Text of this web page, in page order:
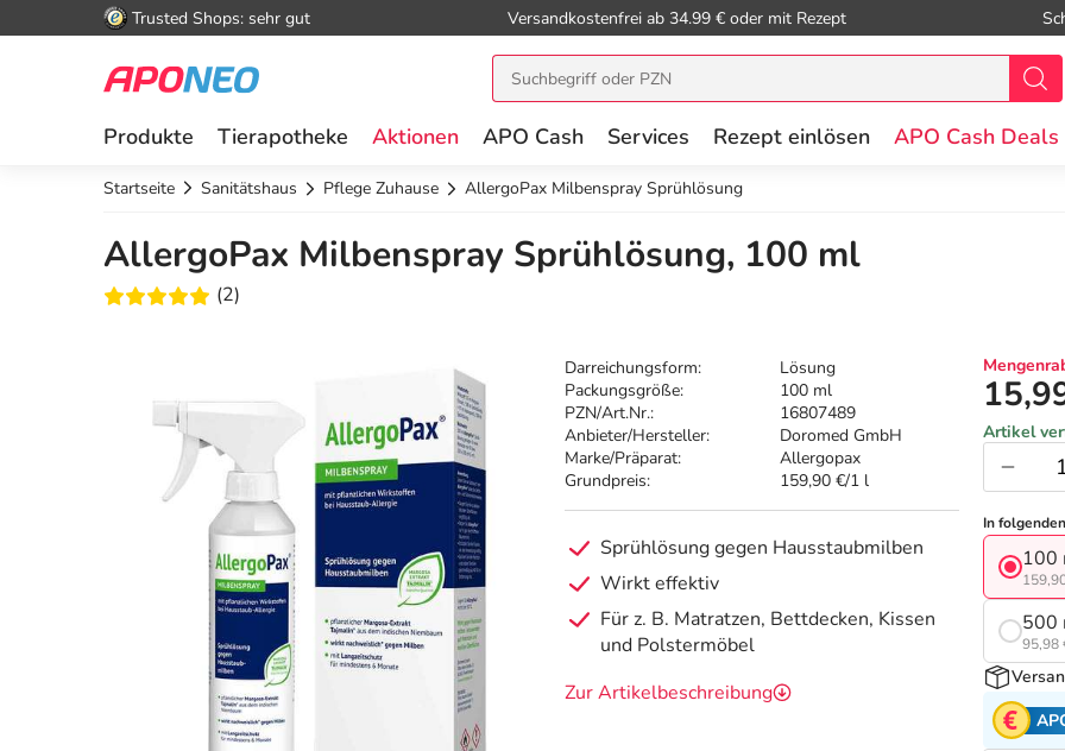
Trusted Shops: sehr gut Versandkostenfrei ab 34.99 € oder mit Rezept
Produkte Tierapotheke Aktionen APO Cash Services Rezept einlösen APO Cash Deals
Startseite Sanitätshaus Pflege Zuhause AllergoPax Milbenspray Sprühlösung
AllergoPax Milbenspray Sprühlösung, 100 ml
(2)
Darreichungsform:
Lösung
Packungsgröße:
100 ml
PZN/Art.Nr.:
16807489
Anbieter/Hersteller:
Doromed GmbH
Marke/Präparat:
Allergopax
Grundpreis:
159,90 €/1 l
Sprühlösung gegen Hausstaubmilben
Wirkt effektiv
Für z. B. Matratzen, Bettdecken, Kissen
und Polstermöbel
Zur Artikelbeschreibung
Artikel
In
100
500
95,98